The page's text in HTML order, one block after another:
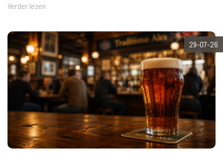
Verder lezen
29-07-26